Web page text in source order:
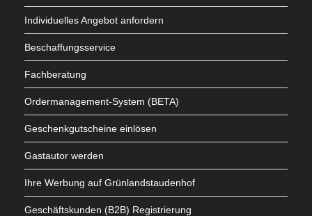
Individuelles Angebot anfordern
Beschaffungsservice
Fachberatung
Ordermanagement-System (BETA)
Geschenkgutscheine einlösen
Gastautor werden
Ihre Werbung auf Grünlandstaudenhof
Geschäftskunden (B2B) Registrierung